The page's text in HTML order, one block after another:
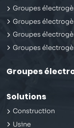
Groupes
Groupes
Groupes
Groupes
Groupes
Solutions
Construction
Usine